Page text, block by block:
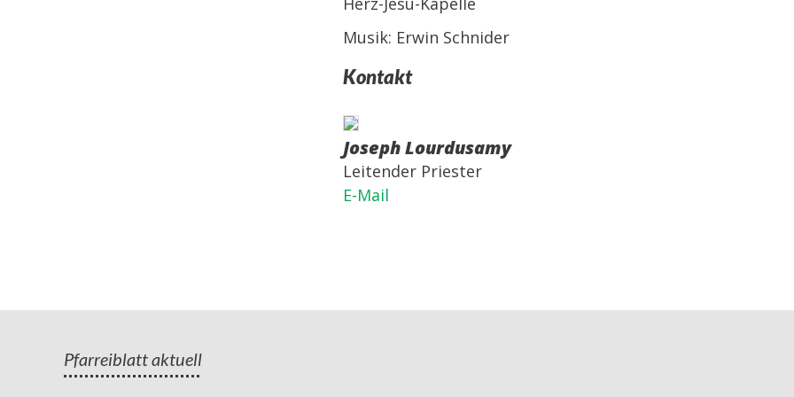
Musik: Erwin Schnider
Kontakt
Joseph Lourdusamy
Leitender Priester
E-Mail
Pfarreiblatt aktuell